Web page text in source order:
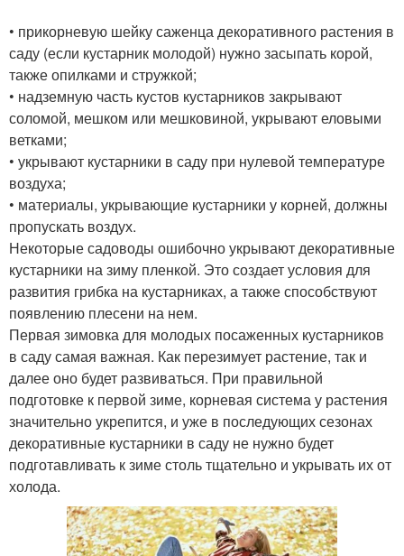
• прикорневую шейку саженца декоративного растения в
саду (если кустарник молодой) нужно засыпать корой,
также опилками и стружкой;
• надземную часть кустов кустарников закрывают
соломой, мешком или мешковиной, укрывают еловыми
ветками;
• укрывают кустарники в саду при нулевой температуре
воздуха;
• материалы, укрывающие кустарники у корней, должны
пропускать воздух.
Некоторые садоводы ошибочно укрывают декоративные
кустарники на зиму пленкой. Это создает условия для
развития грибка на кустарниках, а также способствуют
появлению плесени на нем.
Первая зимовка для молодых посаженных кустарников
в саду самая важная. Как перезимует растение, так и
далее оно будет развиваться. При правильной
подготовке к первой зиме, корневая система у растения
значительно укрепится, и уже в последующих сезонах
декоративные кустарники в саду не нужно будет
подготавливать к зиме столь тщательно и укрывать их от
холода.